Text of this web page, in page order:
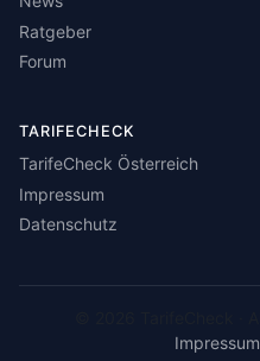
Ratgeber
Forum
TARIFECHECK
TarifeCheck Österreich
Impressum
Datenschutz
Impressum